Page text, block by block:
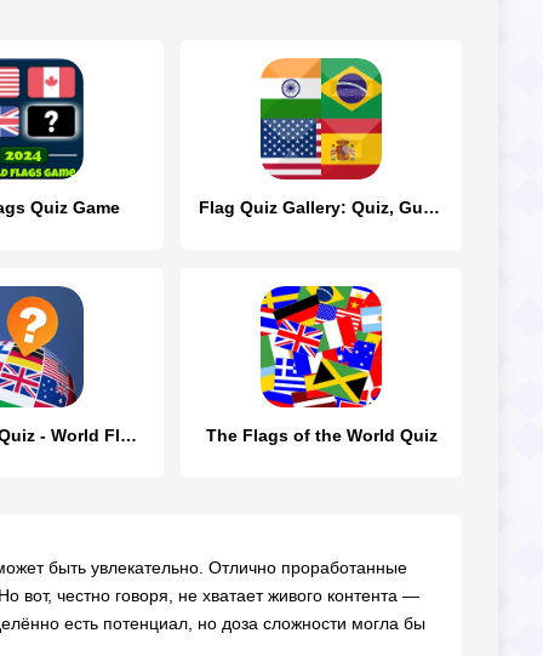
Quiz Game Flag Quiz Gallery: Quiz, Guess
Geography Quiz - World Flags 1 The Flags of the World Quiz
быть увлекательно. Отлично проработанные
честно говоря, не хватает живого контента —
есть потенциал, но доза сложности могла бы